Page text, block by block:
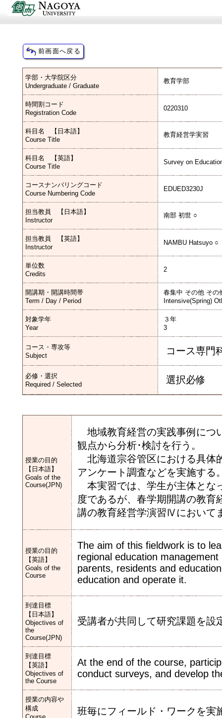
学部・大学院区分
Undergraduate / Graduate
教育学部
時間割コード
Registration Code
0220310
科目名 【日本語】
Course Title
教育経営学実習
科目名 【英語】
Course Title
Survey on
コースナンバリングコード
Course Numbering Code
EDUED3230J
担当教員 【日本語】
Instructor
南部 初世 ○
担当教員 【英語】
Instructor
NAMBU Hatsuyo ○
単位数
Credits
2
開講期・開講時間帯
Term / Day / Period
春集中 その他 その
Intensive(Spring)
対象学年
Year
３年
3
コース・専攻等
Subject
コース専門
必修・選択
Required / Selected
選択必修
授業の目的
【日本語】
Goals of the
Course(JPN)
地域教育経営の実践事例につ
観点から分析･検討を行う。
北海道宗谷管区における具体
アンケート調査などを実施する
本実習では、学生が主体とな
度であるが、春学期開講の教
講の教育経営学演習Ⅳにおいて
授業の目的
【英語】
Goals of the
Course
The aim of this fieldwork is to
regional education
parents, residents and
education and operate it.
到達目標
【日本語】
Objectives of
the
Course(JPN)
受講者が共同して研究課題を設
到達目標
【英語】
Objectives of
the Course
At the end of the course,
conduct surveys, and develop
授業の内容や
構成
班毎にフィールド・ワークを実